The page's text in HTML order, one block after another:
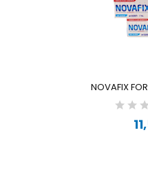
NOVAFIX